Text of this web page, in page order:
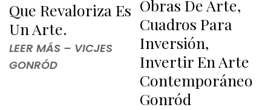
Que Revaloriza Es
Un Arte.
LEER MÁS – VICJES
GONRÓD
Obras De Arte,
Cuadros Para
Inversión,
Invertir En Arte
Contemporáneo
Gonród